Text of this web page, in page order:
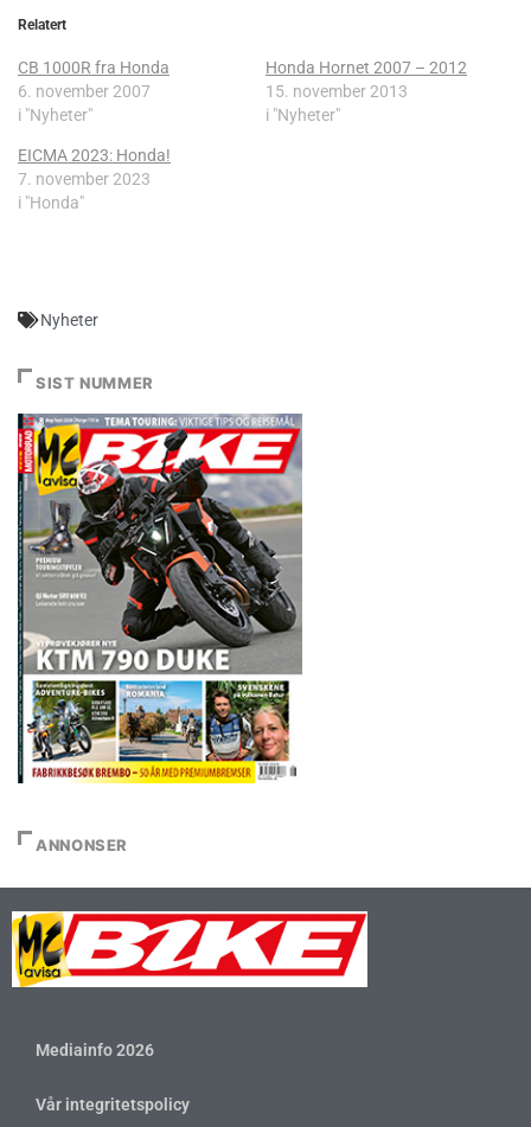
Relatert
CB 1000R fra Honda
6. november 2007
i "Nyheter"
Honda Hornet 2007 – 2012
15. november 2013
i "Nyheter"
EICMA 2023: Honda!
7. november 2023
i "Honda"
Nyheter
SIST NUMMER
ANNONSER
Mediainfo 2026
Vår integritetspolicy